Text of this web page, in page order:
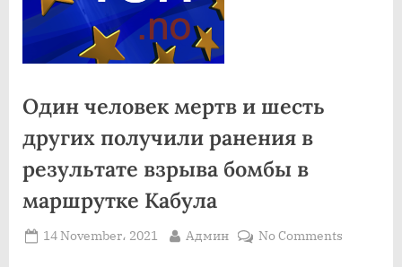
Один человек мертв и шесть
других получили ранения в
результате взрыва бомбы в
маршрутке Кабула
Posted
14 November، 2021 By
Админ No Commentson